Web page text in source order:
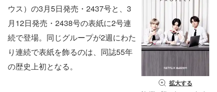
拡大する
ウス）の3月5日発売・2437号と、3
月12日発売・2438号の表紙に2号連
続で登場。同じグループが2週にわた
り連続で表紙を飾るのは、同誌55年
の歴史上初となる。